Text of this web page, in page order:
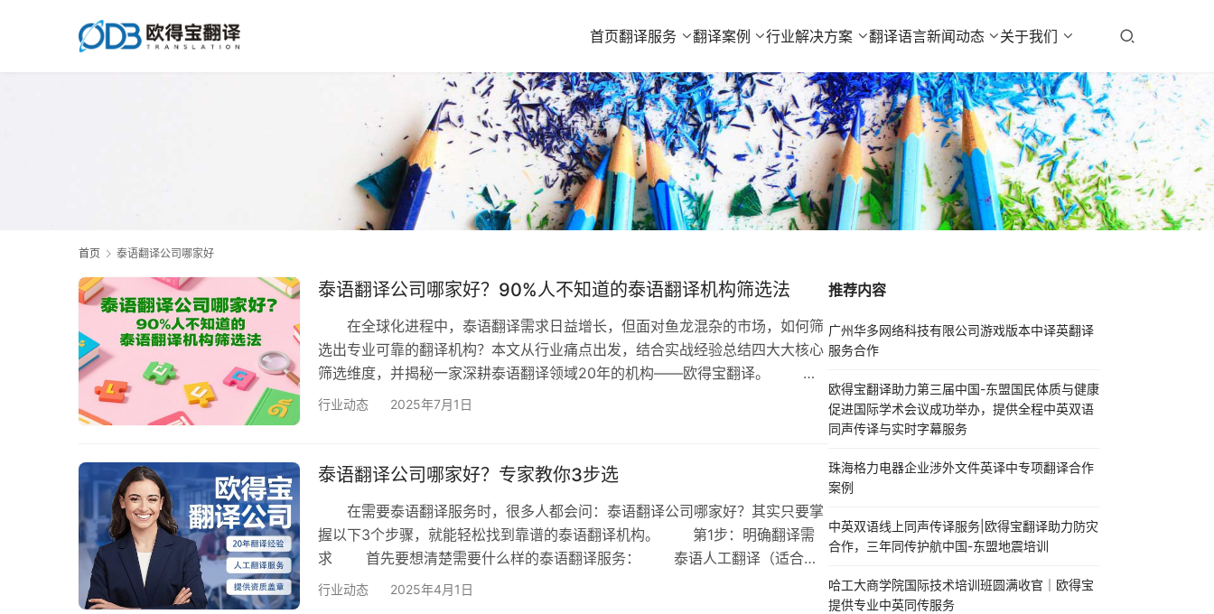
首页翻译服务 翻译案例 行业解决方案 翻译语言新闻动态 关于我们
首页 泰语翻译公司哪家好
泰语翻译公司哪家好？90%人不知道的泰语翻译机构筛选法
在全球化进程中，泰语翻译需求日益增长，但面对鱼龙混杂的市场，如何筛
选出专业可靠的翻译机构？本文从行业痛点出发，结合实战经验总结四大大核心
筛选维度，并揭秘一家深耕泰语翻译领域20年的机构——​​欧得宝翻译。
一、领域专精度：不是所有“泰语翻译”都一样 泰语翻译的复杂性远超想象，
解剖学术语，如“ไต”（肾脏）在不同语境下需…
行业动态 2025年7月1日
泰语翻译公司哪家好？专家教你3步选
在需要泰语翻译服务时，很多人都会问：泰语翻译公司哪家好？其实只要掌
握以下3个步骤，就能轻松找到靠谱的泰语翻译机构。 第1步：明确翻译需
求 首先要想清楚需要什么样的泰语翻译服务： 泰语人工翻译（适合文
件、合同等书面翻译） 泰语口译（适合会议、商务谈判等场合） 专业
行业动态 2025年4月1日
推荐内容
广州华多网络科技有限公司游戏版本中译英翻译
服务合作
欧得宝翻译助力第三届中国-东盟国民体质与健康
促进国际学术会议成功举办，提供全程中英双语
同声传译与实时字幕服务
珠海格力电器企业涉外文件英译中专项翻译合作
案例
中英双语线上同声传译服务|欧得宝翻译助力防灾
合作，三年同传护航中国-东盟地震培训
哈工大商学院国际技术培训班圆满收官｜欧得宝
提供专业中英同传服务